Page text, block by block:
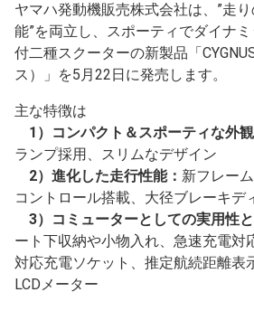
ヤマハ発動機販売株式会社は、”走
能”を両立し、スポーティでダイナ
付二種スクーターの新製品「
ス）」を5月22日に発売します。
主な特徴は
1）コンパクト＆スポーティな外観
ランプ採用、スリムなデザイン
2）進化した走行性能： 新フレー
コントロール搭載、大径ブレーキデ
3）コミューターとしての実用性と
ート下収納や小物入れ、急速充電対
対応充電ソケット、推定航続距離表
LCDメーター